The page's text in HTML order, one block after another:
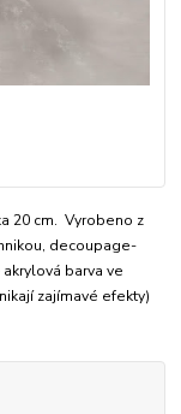
20 cm. Vyrobeno z
decoupage-
barva ve
zajímavé efekty)